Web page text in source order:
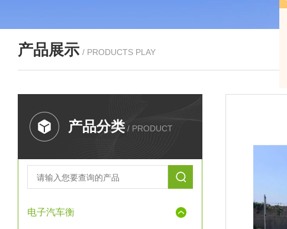
产品展示 / PRODUCTS PLAY
产品分类 / PRODUCT
电子汽车衡